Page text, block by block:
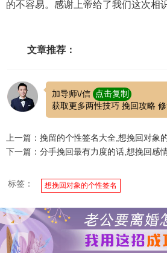
的不容易。感谢上帝给了我们这次相
文章推荐：
加导师\/信
点击复制
获取更多两性技巧 挽回攻略
上一篇：挽留的个性签名大全,想挽回对象
下一篇：分手挽回最有力度的话,想挽回感
标签： 想挽回对象的个性签名